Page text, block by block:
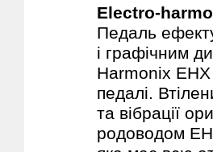
Electro-
Педаль
і графічним
Harmonix
педалі.
та вібрації
родоводом